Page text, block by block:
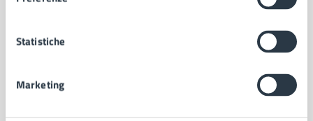
Statistiche
Marketing
Ambiente